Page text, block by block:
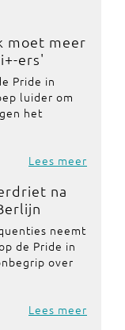
moet meer
ers'
Pride in
luider om
het
Lees meer
na
neemt
de Pride in
over
Lees meer